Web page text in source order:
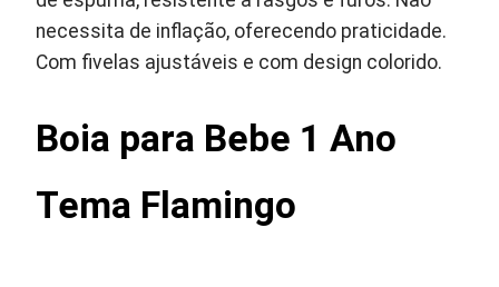
necessita de inflação, oferecendo praticidade.
Com fivelas ajustáveis e com design colorido.
Boia para Bebe 1 Ano
Tema Flamingo